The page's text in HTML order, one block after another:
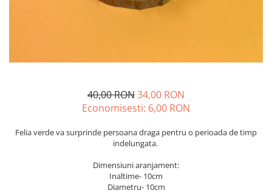
40,00 RON34,00 RON
Economisesti: 6,00 RON
Felia verde va surprinde persoana draga pentru o perioada de timp
indelungata.
Dimensiuni aranjament:
Inaltime- 10cm
Diametru- 10cm